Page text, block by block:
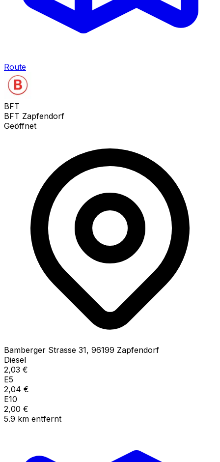
Route
BFT
BFT Zapfendorf
Geöffnet
Bamberger Strasse 31, 96199 Zapfendorf
Diesel
2,03 €
E5
2,04 €
E10
2,00 €
5.9 km entfernt